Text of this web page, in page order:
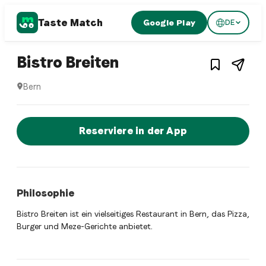
Taste Match Google Play DE
Turkish restaurant 1/ 2
Bistro Breiten – Restaurant inBern
Bern
Jetzt sofort einen Tisch
Reserviere in der App
Philosophie
Bistro Breiten ist ein vielseitiges Restaurant in Bern, das Pizza,
Burger und Meze-Gerichte anbietet.